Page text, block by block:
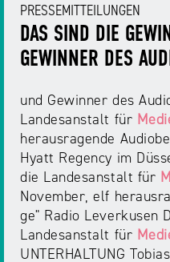
PRESSEMITTEILUNGEN
DAS SIND DIE
GEWINNER DES
und Gewinner des
Landesanstalt für
herausragende
Hyatt Regency im
die Landesanstalt für
November, elf
ge" Radio Leverkusen
Landesanstalt für
UNTERHALTUNG